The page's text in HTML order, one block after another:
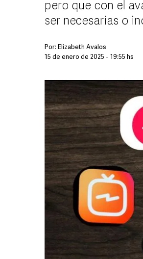
pero que con el
ser necesarias o
Por: Elizabeth Avalos
15 de enero de 2025 - 19:55 hs